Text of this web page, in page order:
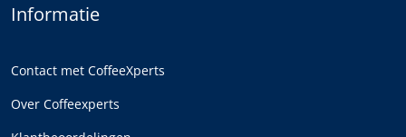
Informatie
Contact met CoffeeXperts
Over Coffeexperts